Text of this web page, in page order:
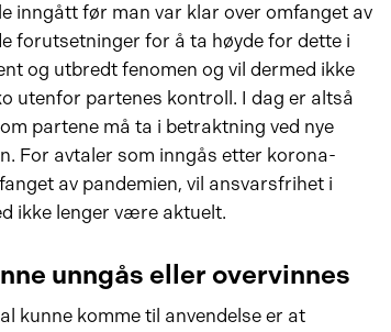
inngått før man var klar over omfanget av
forutsetninger for å ta høyde for dette i
og utbredt fenomen og vil dermed ikke
utenfor partenes kontroll. I dag er altså
partene må ta i betraktning ved nye
For avtaler som inngås etter korona-
av pandemien, vil ansvarsfrihet i
ikke lenger være aktuelt.
unngås eller overvinnes
kunne komme til anvendelse er at